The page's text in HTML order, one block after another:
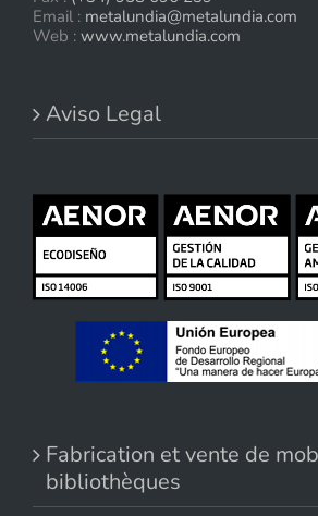
Email : metalundia@metalundia.com
Web : www.metalundia.com
Aviso Legal
Fabrication et vente de
bibliothèques